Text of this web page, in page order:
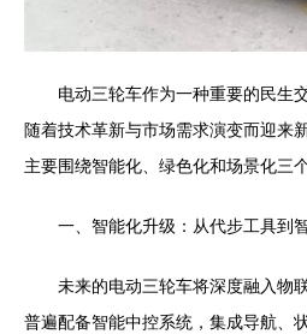
电动三轮车作为一种重要的民生
随着技术革新与市场需求演变而迎来
主要围绕智能化、绿色化和场景化三
一、智能化升级：从代步工具到
未来的电动三轮车将深度融入物
普遍配备智能中控系统，集成导航、